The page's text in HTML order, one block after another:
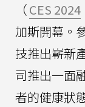
（CES 2024
加斯開幕。
技推出嶄新
司推出一面
者的健康狀